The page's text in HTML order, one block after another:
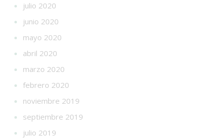
julio 2020
junio 2020
mayo 2020
abril 2020
marzo 2020
febrero 2020
noviembre 2019
septiembre 2019
julio 2019